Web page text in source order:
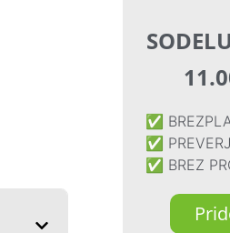
✅
✅
✅ BREZ